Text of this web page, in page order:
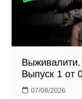
k
Выпуск 1 от
07/08/2026